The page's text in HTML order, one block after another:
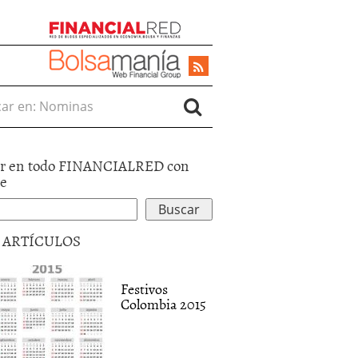
en:
en todo FINANCIALRED con
ARTÍCULOS
Festivos
Colombia 2015